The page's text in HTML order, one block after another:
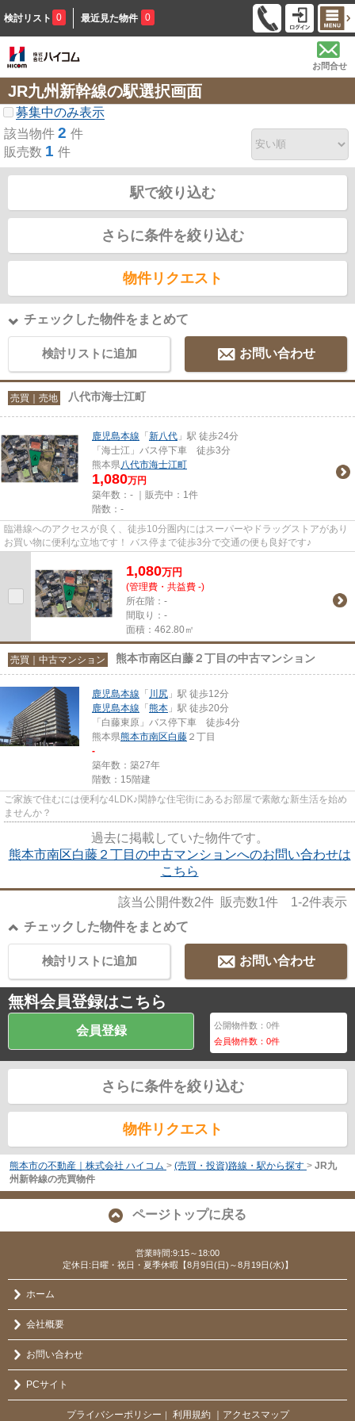
検討リスト 0 最近見た物件 0
お問合せ
JR九州新幹線の駅選択画面
募集中のみ表示
該当物件 2 件
販売数 1 件
駅で絞り込む
さらに条件を絞り込む
物件リクエスト
チェックした物件をまとめて
検討リストに追加 お問い合わせ
売買｜売地 八代市海士江町
鹿児島本線 「 新八代 」駅 徒歩24分
「海士江」バス停下車 徒歩3分
熊本県八代市海士江町
1,080万円
築年数：- ｜販売中： 1件
階数：-
臨港線へのアクセスが良く、徒歩10分圏内にはスーパーやドラッグストアがあり
お買い物に便利な立地です！ バス停まで徒歩3分で交通の便も良好です♪
1,080万円
(管理費・共益費 -)
所在階：-
間取り：-
面積：462.80㎡
売買｜中古マンション 熊本市南区白藤２丁目の中古マンション
鹿児島本線 「 川尻 」駅 徒歩12分
鹿児島本線 「 熊本 」駅 徒歩20分
「白藤東原」バス停下車 徒歩4分
熊本県熊本市南区白藤 ２丁目
-
築年数：築27年
階数：15階建
ご家族で住むには便利な4LDK♪閑静な住宅街にあるお部屋で素敵な新生活を始め
ませんか？
過去に掲載していた物件です。
熊本市南区白藤２丁目の中古マンションへのお問い合わせは
こちら
該当公開件数2件 販売数1件 1-2件表示
チェックした物件をまとめて
お問い合わせ
検討リストに追加
無料会員登録はこちら
会員登録 公開物件数：0件
会員物件数：0件
さらに条件を絞り込む
物件リクエスト
熊本市の不動産｜株式会社 ハイコム > (売買・投資)路線・駅から探す > JR九
州新幹線の売買物件
ページトップに戻る
営業時間:9:15～18:00
定休日:日曜・祝日・夏季休暇【8月9日(日)～8月19日(水)】
ホーム
会社概要
お問い合わせ
PCサイト
プライバシーポリシー ｜ 利用規約 ｜アクセスマップ